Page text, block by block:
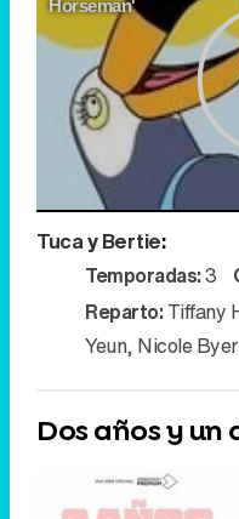
Horseman'
Tuca y Bertie:
Temporadas:3
Reparto: Tiffany
Yeun, Nicole Byer
Dos años y un